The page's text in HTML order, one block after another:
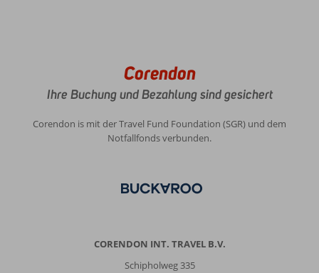
Corendon
Ihre Buchung und Bezahlung sind gesichert
Corendon is mit der Travel Fund Foundation (SGR) und dem
Notfallfonds verbunden.
CORENDON INT. TRAVEL B.V.
Schipholweg 335